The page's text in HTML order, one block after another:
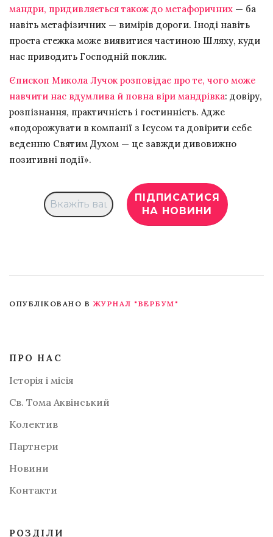
мандри, придивляється також до метафоричних — ба
навіть метафізичних — вимірів дороги. Іноді навіть
проста стежка може виявитися частиною Шляху, куди
нас приводить Господній поклик.
Єпископ Микола Лучок розповідає про те, чого може
навчити нас вдумлива й повна віри мандрівка: довіру,
розпізнання, практичність і гостинність. Адже
«подорожувати в компанії з Ісусом та довірити себе
веденню Святим Духом — це завжди дивовижно
позитивні події».
ОПУБЛІКОВАНО В ЖУРНАЛ "ВЕРБУМ"
ПРО НАС
Історія і місія
Св. Тома Аквінський
Колектив
Партнери
Новини
Контакти
РОЗДІЛИ